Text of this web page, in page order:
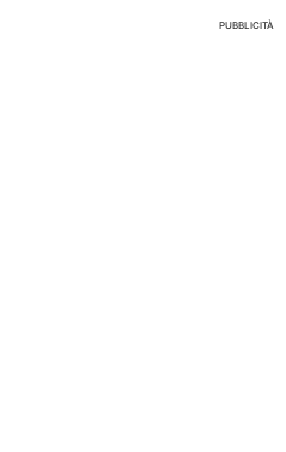
PUBBLICITÀ